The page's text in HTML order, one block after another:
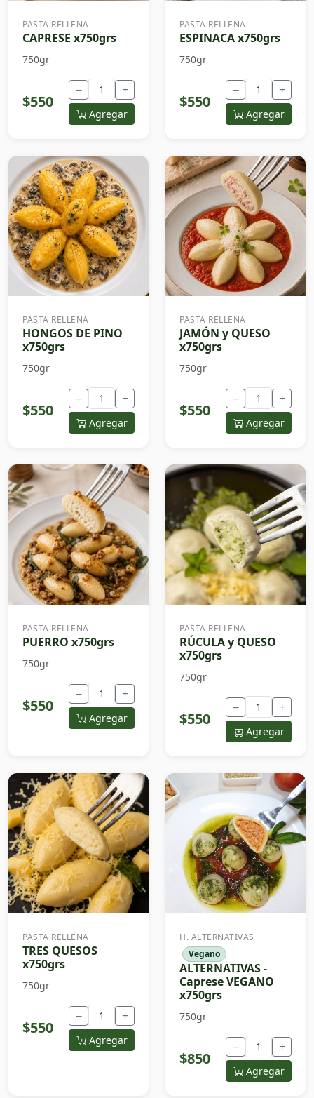
PASTA RELLENA
CAPRESE x750grs
750gr
$550
− +
Agregar
PASTA RELLENA
ESPINACA x750grs
750gr
$550
− +
Agregar
PASTA RELLENA
HONGOS DE PINO
x750grs
750gr
$550
− +
Agregar
PASTA RELLENA
JAMÓN y QUESO
x750grs
750gr
$550
− +
Agregar
PASTA RELLENA
PUERRO x750grs
750gr
$550
− +
Agregar
PASTA RELLENA
RÚCULA y QUESO
x750grs
750gr
$550
− +
Agregar
PASTA RELLENA
TRES QUESOS
x750grs
750gr
$550
− +
Agregar
H. ALTERNATIVAS
Vegano
ALTERNATIVAS -
Caprese VEGANO
x750grs
750gr
$850
− +
Agregar